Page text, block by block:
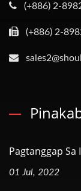
(+886) 2-
(+886) 2-
Pagtanggap
01 Jul, 2022